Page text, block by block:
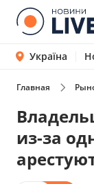
Україна
Главная
из-за